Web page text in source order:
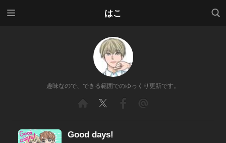
はこ
検索
趣味なので、できる範囲でのゆっくり更新です。
Good days!